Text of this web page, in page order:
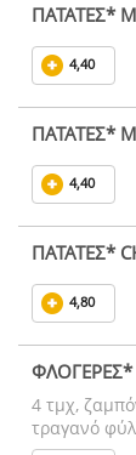
ΠΑΤΑΤΕΣ*
4,40
ΠΑΤΑΤΕΣ*
4,40
ΠΑΤΑΤΕΣ*
4,80
ΦΛΟΓΕΡΕΣ*
4 τμχ,
τραγανό